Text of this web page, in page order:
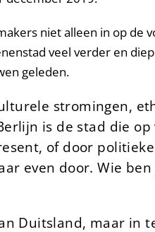
niet alleen in op de
veel verder en
geleden.
stromingen,
is de stad die
of door politieke
even door.Wie
Duitsland, maar in